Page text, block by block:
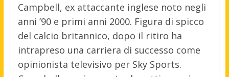
Campbell, ex attaccante inglese noto negli
anni ’90 e primi anni 2000. Figura di spicco
del calcio britannico, dopo il ritiro ha
intrapreso una carriera di successo come
opinionista televisivo per Sky Sports.